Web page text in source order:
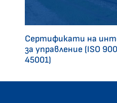
Сертификати на
за управление (ISO
45001)